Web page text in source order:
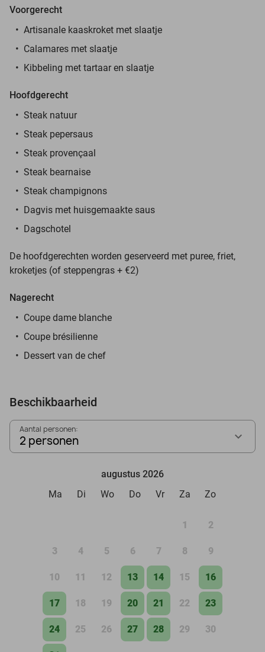
Voorgerecht
Artisanale kaaskroket met slaatje
Calamares met slaatje
Kibbeling met tartaar en slaatje
Hoofdgerecht
Steak natuur
Steak pepersaus
Steak provençaal
Steak bearnaise
Steak champignons
Dagvis met huisgemaakte saus
Dagschotel
De hoofdgerechten worden geserveerd met puree, friet,
kroketjes (of steppengras + €2)
Nagerecht
Coupe dame blanche
Coupe brésilienne
Dessert van de chef
Beschikbaarheid
Aantal personen:
2 personen
augustus 2026
Ma
Di Wo Do Vr Za Zo
1 2
3 4 5 6 7 8 9
10 11 12 13 14 15 16
17 18 19 20 21 22 23
24 25 26 27 28 29 30